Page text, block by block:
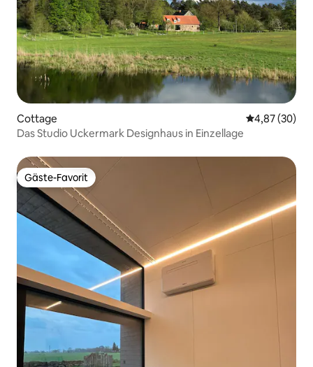
Cottage
4,87 (30)
Das Studio Uckermark Designhaus in Einzellage
Gäste-Favorit
Gäste-Favorit